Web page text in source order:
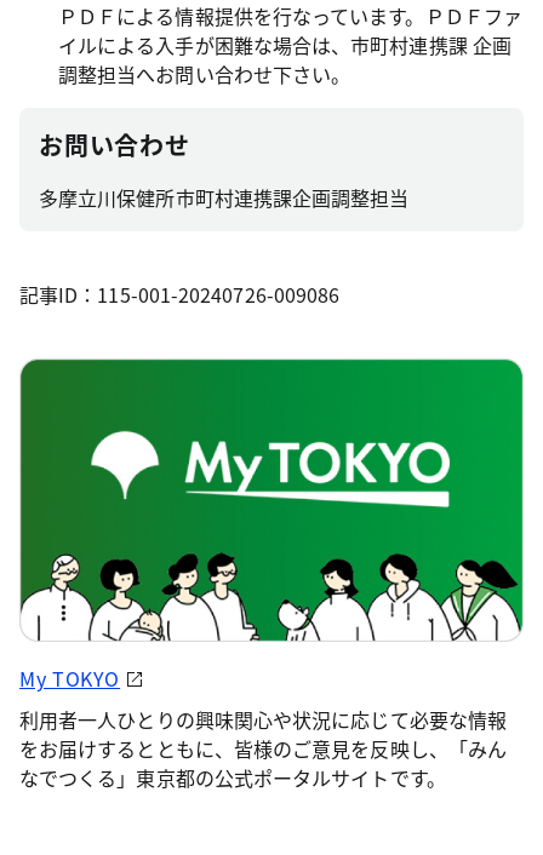
ＰＤＦによる情報提供を行なっています。ＰＤＦファ
イルによる入手が困難な場合は、市町村連携課 企画
調整担当へお問い合わせ下さい。
お問い合わせ
多摩立川保健所市町村連携課企画調整担当
記事ID：115-001-20240726-009086
My TOKYO
利用者一人ひとりの興味関心や状況に応じて必要な情報
をお届けするとともに、皆様のご意見を反映し、「みん
なでつくる」東京都の公式ポータルサイトです。